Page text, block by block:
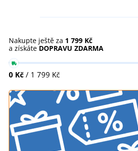
Nakupte ještě za 1 799 Kč
a získáte DOPRAVU ZDARMA
0 Kč / 1 799 Kč